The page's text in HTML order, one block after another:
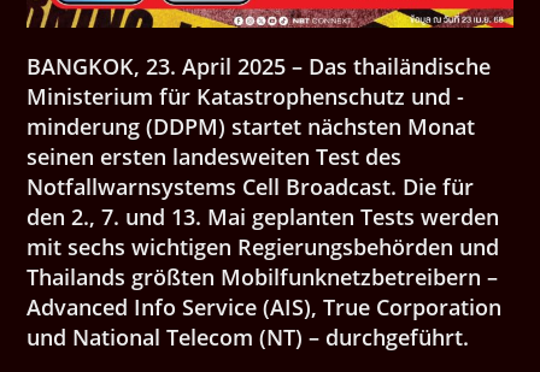
BANGKOK, 23. April 2025 – Das thailändische
Ministerium für Katastrophenschutz und -
minderung (DDPM) startet nächsten Monat
seinen ersten landesweiten Test des
Notfallwarnsystems Cell Broadcast. Die für
den 2., 7. und 13. Mai geplanten Tests werden
mit sechs wichtigen Regierungsbehörden und
Thailands größten Mobilfunknetzbetreibern –
Advanced Info Service (AIS), True Corporation
und National Telecom (NT) – durchgeführt.